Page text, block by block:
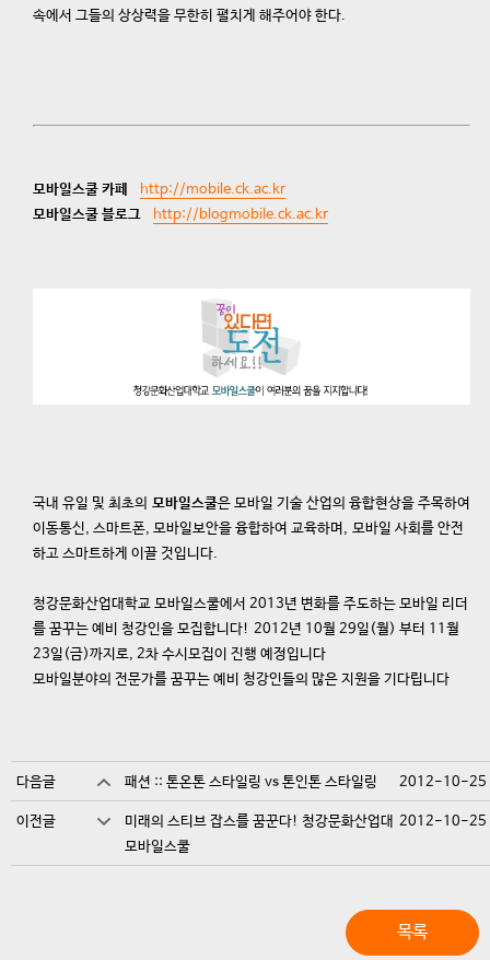
속에서 그들의 상상력을 무한히 펼치게 해주어야 한다.
모바일스쿨 카페 http://mobile.ck.ac.kr
모바일스쿨 블로그 http://blogmobile.ck.ac.kr
국내 유일 및 최초의 모바일스쿨은 모바일 기술 산업의 융합현상을 주목하여
이동통신, 스마트폰, 모바일보안을 융합하여 교육하며, 모바일 사회를 안전
하고 스마트하게 이끌 것입니다.
청강문화산업대학교 모바일스쿨에서 2013년 변화를 주도하는 모바일 리더
를 꿈꾸는 예비 청강인을 모집합니다! 2012년 10월 29일(월) 부터 11월
23일(금)까지로, 2차 수시모집이 진행 예정입니다
모바일분야의 전문가를 꿈꾸는 예비 청강인들의 많은 지원을 기다립니다
다음글 패션 :: 톤온톤 스타일링 vs 톤인톤 스타일링 2012-10-25
이전글
미래의 스티브 잡스를 꿈꾼다! 청강문화산업대
모바일스쿨
2012-10-25
목록